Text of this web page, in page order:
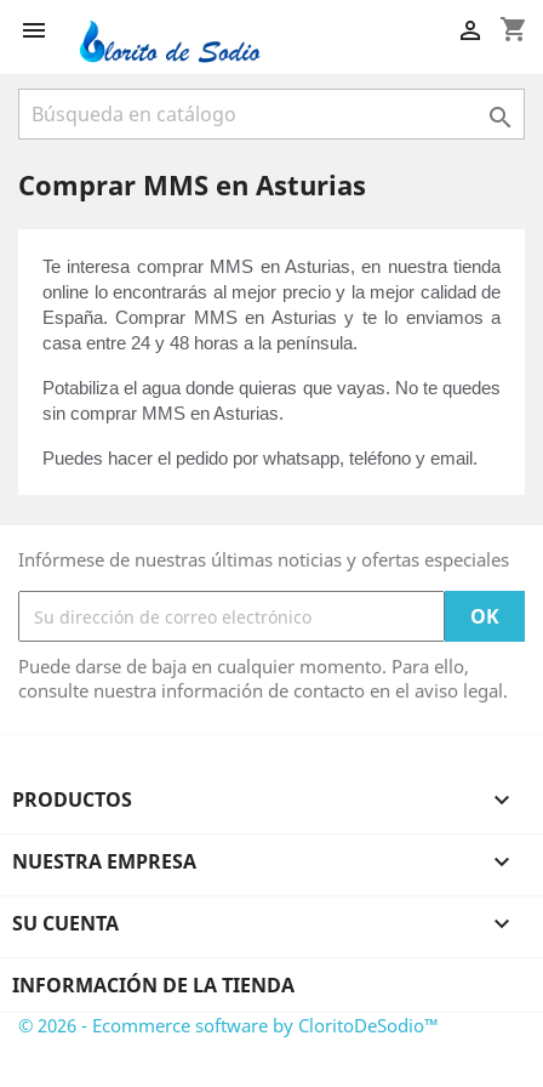
 shopping_cart


Comprar MMS en Asturias
Te interesa comprar MMS en Asturias, en nuestra tienda
online lo encontrarás al mejor precio y la mejor calidad de
España. Comprar MMS en Asturias y te lo enviamos a
casa entre 24 y 48 horas a la península.
Potabiliza el agua donde quieras que vayas. No te quedes
sin comprar MMS en Asturias.
Puedes hacer el pedido por whatsapp, teléfono y email.
Infórmese de nuestras últimas noticias y ofertas especiales
Puede darse de baja en cualquier momento. Para ello,
consulte nuestra información de contacto en el aviso legal.
PRODUCTOS 
NUESTRA EMPRESA 
SU CUENTA 
INFORMACIÓN DE LA TIENDA
© 2026 - Ecommerce software by CloritoDeSodio™